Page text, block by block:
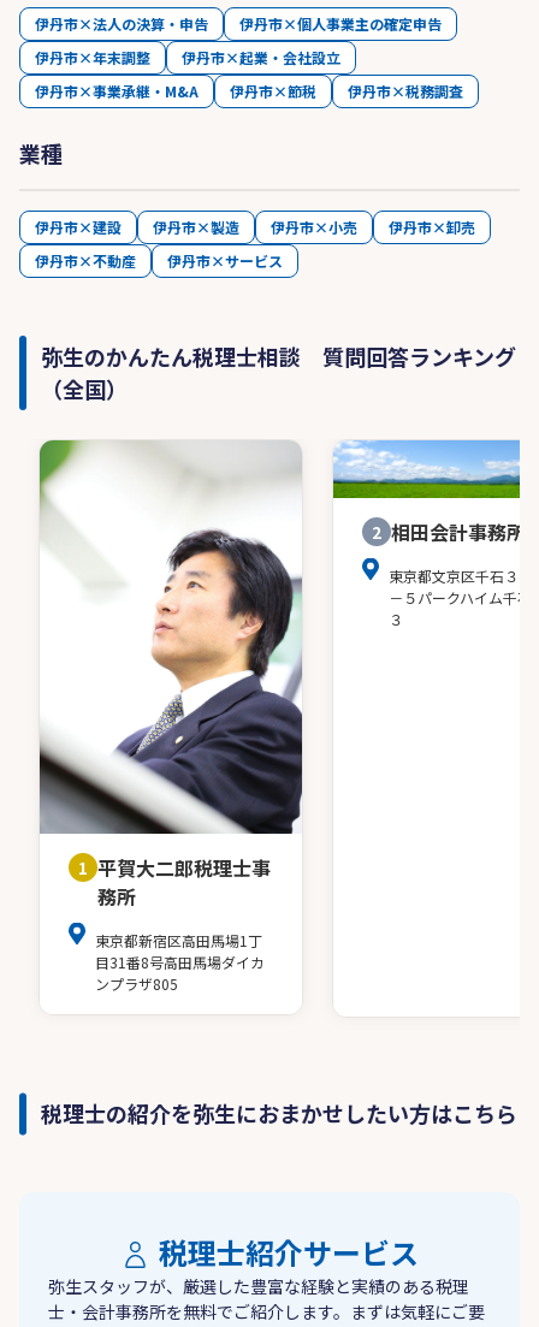
伊丹市×法人の決算・申告
伊丹市×個人事業主の確定申告
伊丹市×年末調整
伊丹市×起業・会社設立
伊丹市×事業承継・M&A
伊丹市×節税 伊丹市×税務調査
業種
伊丹市×建設 伊丹市×製造 伊丹市×小売
伊丹市×卸売
伊丹市×不動産
伊丹市×サービス
弥生のかんたん税理士相談 質問回答ランキング
（全国）
1 平賀大二郎税理士事
務所
東京都新宿区高田馬場1丁
目31番8号高田馬場ダイカ
ンプラザ805
2 相田会計事務所
東京都文京区千石３－
－５パークハイム千石
３
税理士の紹介を弥生におまかせしたい方はこちら
税理士紹介サービス
弥生スタッフが、厳選した豊富な経験と実績のある税理
士・会計事務所を無料でご紹介します。まずは気軽にご要